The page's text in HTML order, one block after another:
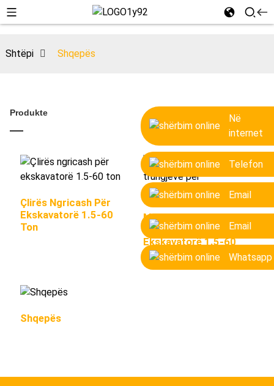
Në
internet
Telefon
Email
Email
Whatsapp
Shtëpi Shqepës
Produkte
Çlirës Ngricash Për
Ekskavatorë 1.5-60
Ton
Makina Për Copëtimin E
Trungjeve Për
Ekskavatorë 1.5-60
Ton
Shqepës